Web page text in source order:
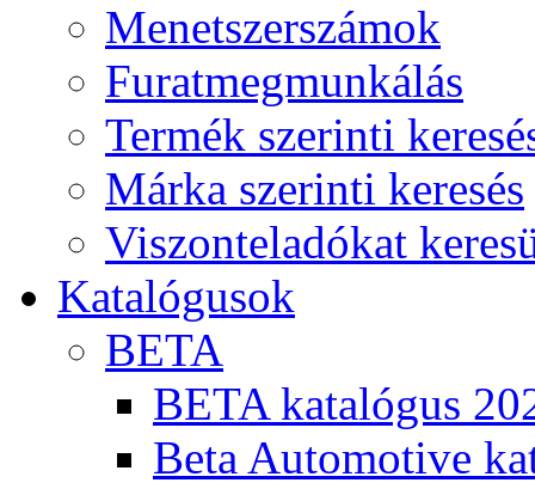
Menetszerszámok
Furatmegmunkálás
Termék szerinti
Márka szerinti keresés
Viszonteladókat
Katalógusok
BETA
BETA katalógus
Beta Automotive